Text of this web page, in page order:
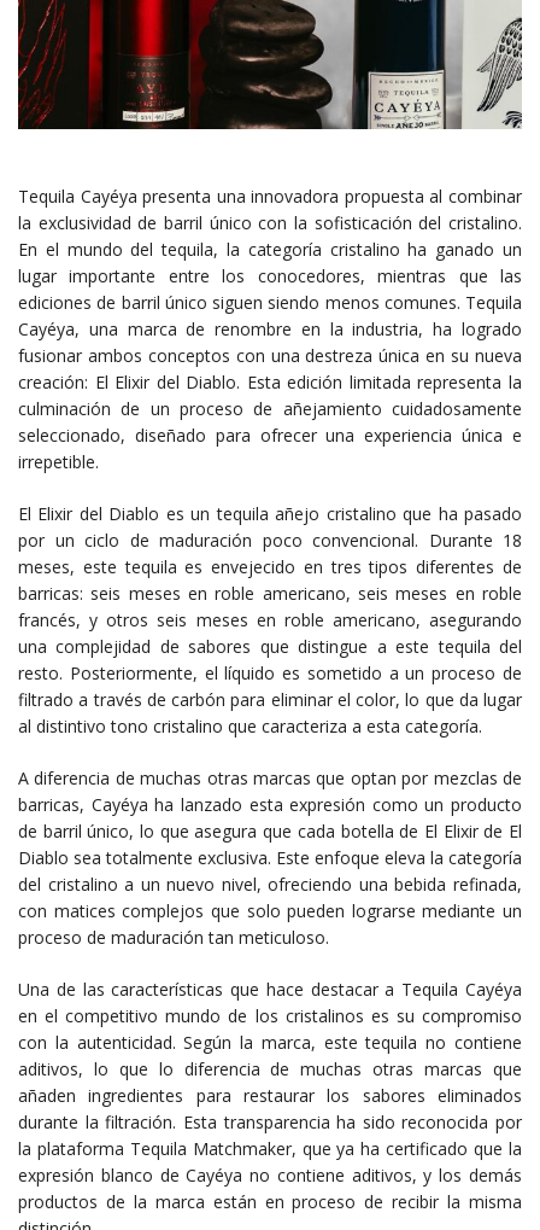
Tequila Cayéya presenta una innovadora propuesta al combinar
la exclusividad de barril único con la sofisticación del cristalino.
En el mundo del tequila, la categoría cristalino ha ganado un
lugar importante entre los conocedores, mientras que las
ediciones de barril único siguen siendo menos comunes. Tequila
Cayéya, una marca de renombre en la industria, ha logrado
fusionar ambos conceptos con una destreza única en su nueva
creación: El Elixir del Diablo. Esta edición limitada representa la
culminación de un proceso de añejamiento cuidadosamente
seleccionado, diseñado para ofrecer una experiencia única e
irrepetible.
El Elixir del Diablo es un tequila añejo cristalino que ha pasado
por un ciclo de maduración poco convencional. Durante 18
meses, este tequila es envejecido en tres tipos diferentes de
barricas: seis meses en roble americano, seis meses en roble
francés, y otros seis meses en roble americano, asegurando
una complejidad de sabores que distingue a este tequila del
resto. Posteriormente, el líquido es sometido a un proceso de
filtrado a través de carbón para eliminar el color, lo que da lugar
al distintivo tono cristalino que caracteriza a esta categoría.
A diferencia de muchas otras marcas que optan por mezclas de
barricas, Cayéya ha lanzado esta expresión como un producto
de barril único, lo que asegura que cada botella de El Elixir de El
Diablo sea totalmente exclusiva. Este enfoque eleva la categoría
del cristalino a un nuevo nivel, ofreciendo una bebida refinada,
con matices complejos que solo pueden lograrse mediante un
proceso de maduración tan meticuloso.
Una de las características que hace destacar a Tequila Cayéya
en el competitivo mundo de los cristalinos es su compromiso
con la autenticidad. Según la marca, este tequila no contiene
aditivos, lo que lo diferencia de muchas otras marcas que
añaden ingredientes para restaurar los sabores eliminados
durante la filtración. Esta transparencia ha sido reconocida por
la plataforma Tequila Matchmaker, que ya ha certificado que la
expresión blanco de Cayéya no contiene aditivos, y los demás
productos de la marca están en proceso de recibir la misma